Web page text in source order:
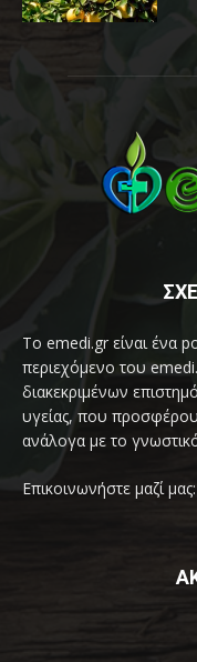
Το emedi.gr είναι ένα
περιεχόμενο του
διακεκριμένων
υγείας, που
ανάλογα με το
Επικοινωνήστε μαζί μας: